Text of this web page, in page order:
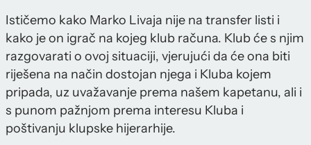
Ističemo kako Marko Livaja nije na transfer listi i
kako je on igrač na kojeg klub računa. Klub će s njim
razgovarati o ovoj situaciji, vjerujući da će ona biti
riješena na način dostojan njega i Kluba kojem
pripada, uz uvažavanje prema našem kapetanu, ali i
s punom pažnjom prema interesu Kluba i
poštivanju klupske hijerarhije.